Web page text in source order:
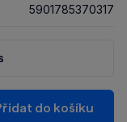
5901785370317
do košíku